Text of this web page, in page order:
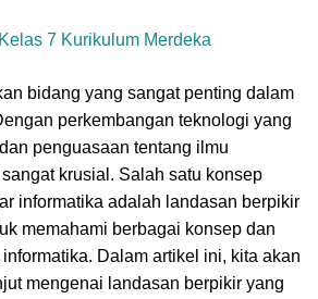
bidang yang sangat penting dalam
perkembangan teknologi yang
penguasaan tentang ilmu
krusial. Salah satu konsep
informatika adalah landasan berpikir
memahami berbagai konsep dan
Dalam artikel ini, kita akan
mengenai landasan berpikir yang